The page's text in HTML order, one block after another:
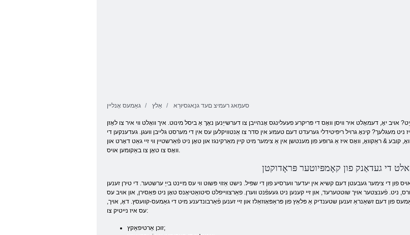
גאַמעס אָנליין אַלץ סעמַאג רעמיצ םעד גנַאגסיורַא
יאָ, דעמאָלט איר וויסן וואָס די פּריקרע פעעלינגס אָנהייבן צו דערשייַנען נאָך אַ ביסל מינוט. איך וואָלט ווי איר צו לאָזן
ניט מעגלעך? קינאָ גרויל ריפּיטידלי גערעדט דעם טעמע אין סדר צו אַנטוויקלען עס אין די מערסט גלייבן וועגן. געדענקען די
& ראַקוואָ, וואָס איז אַ גרופּע פון ​​מענטשן אין אַ צימער מיט קיין מאַרקינגז און טאָן ניט פֿאַרשטיין ווי זיי גאַט דאָרט און
וואָס צו טאָן צו באַקומען אויס.
די געדאַנק פון קאָמפּיוטער פּראָדוקטן
פון די צימער געבעטן דעם קשיא אין יעדער ווערסיע פון ​​די שפּיל. נישט אַזוי פּשוט ווי עס מיינט בייַ ערשטער. די טירן זענען
ניט. פֿענצטער אויך שוטטערעד, און זיי קענען ניט געעפֿנט ווערן. פאַרצווייפלט סיטואַטיאָנס טאָן ניט פּאַסירן, און אויב עס
פון דעם זשאַנראַ זענען שטענדיק אַ פּלאַץ פון פּראַפּאָוזאַלז און זיי זענען פֿאַרבונדענע מיט די גאַמעס-קוועסץ. דאָ, אויך,
עס איז נייטיק צו:
זוכן אַרטיפאַקץ;